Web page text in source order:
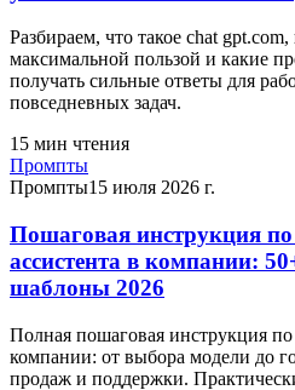
Разбираем, что такое chat
максимальной пользой и какие
получать сильные ответы для
повседневных задач.
15 мин чтения
Промпты
Промпты15 июля 2026 г.
Пошаговая инструкция
ассистента в компании:
шаблоны 2026
Полная пошаговая инструкция
компании: от выбора модели до
продаж и поддержки.